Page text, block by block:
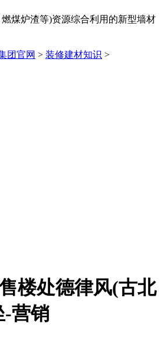
煤炉渣等)资源综合利用的新型墙材
团官网 > 装修建材知识 >
楼处德律风(古北
-营销